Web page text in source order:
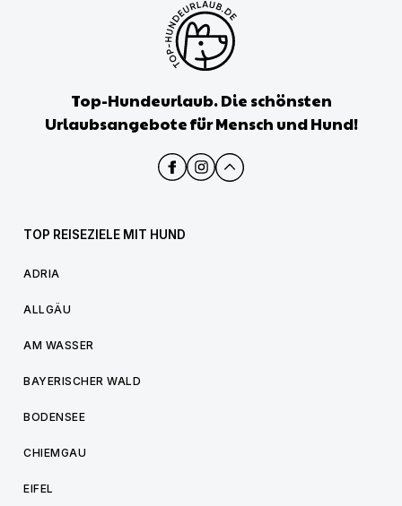
Top-Hundeurlaub. Die schönsten
Urlaubsangebote für Mensch und Hund!
TOP REISEZIELE MIT HUND
ADRIA
ALLGÄU
AM WASSER
BAYERISCHER WALD
BODENSEE
CHIEMGAU
EIFEL